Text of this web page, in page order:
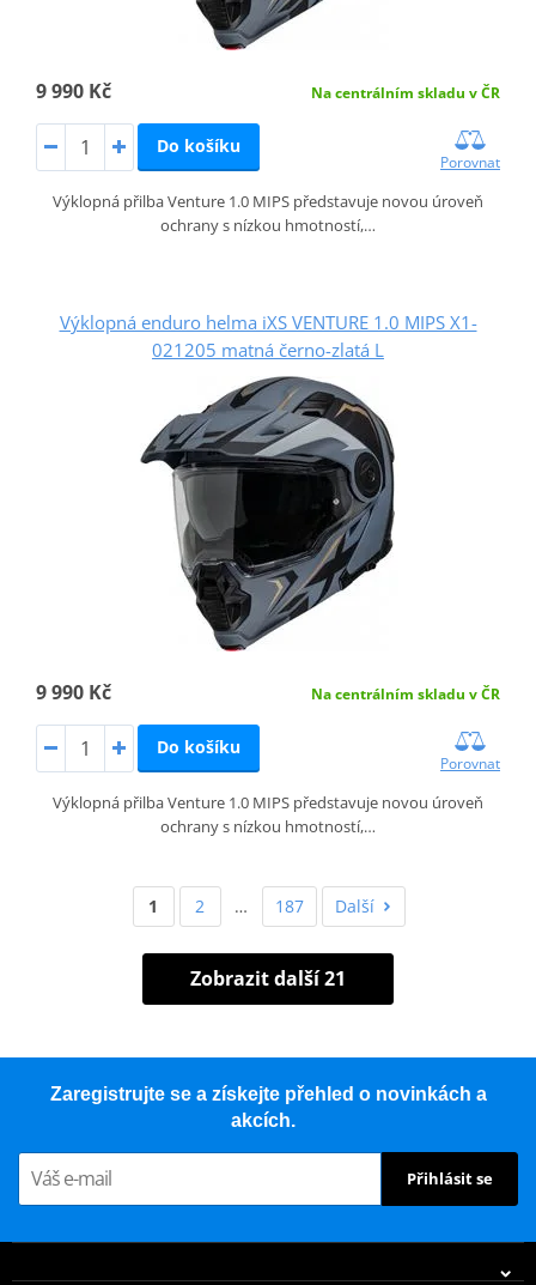
9 990 Kč Na centrálním skladu v ČR
Do košíku
Porovnat
Výklopná přilba Venture 1.0 MIPS představuje novou úroveň
ochrany s nízkou hmotností,…
Výklopná enduro helma iXS VENTURE 1.0 MIPS X1-
021205 matná černo-zlatá L
9 990 Kč Na centrálním skladu v ČR
Do košíku
Porovnat
Výklopná přilba Venture 1.0 MIPS představuje novou úroveň
ochrany s nízkou hmotností,…
1 2 … 187 Další
Zobrazit další 21
Zaregistrujte se a získejte přehled o novinkách a
akcích.
Přihlásit se